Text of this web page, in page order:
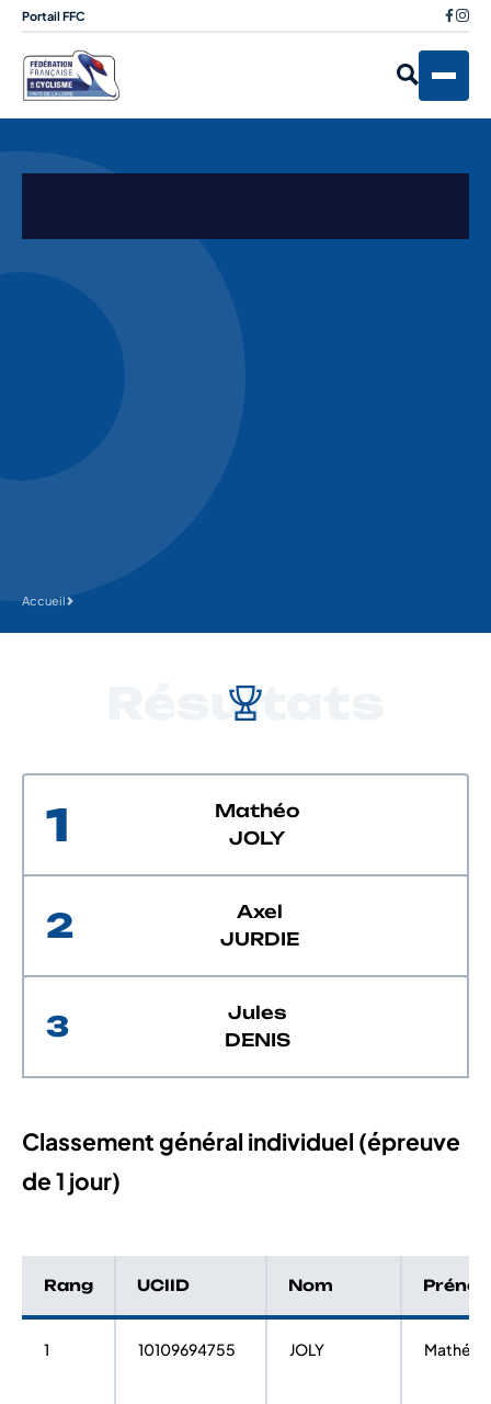
Portail FFC
Accueil
Résultats
1
Mathéo
JOLY
2
Axel
JURDIE
3
Jules
DENIS
Classement général individuel (épreuve
de 1 jour)
Rang UCIID Nom
1 10109694755 JOLY Mathéo